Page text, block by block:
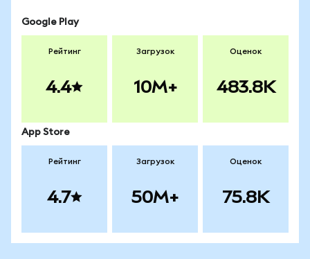
Google Play
Рейтинг
4.4
Загрузок
10M+
Оценок
483.8K
App Store
Рейтинг
4.7
Загрузок
50M+
Оценок
75.8K